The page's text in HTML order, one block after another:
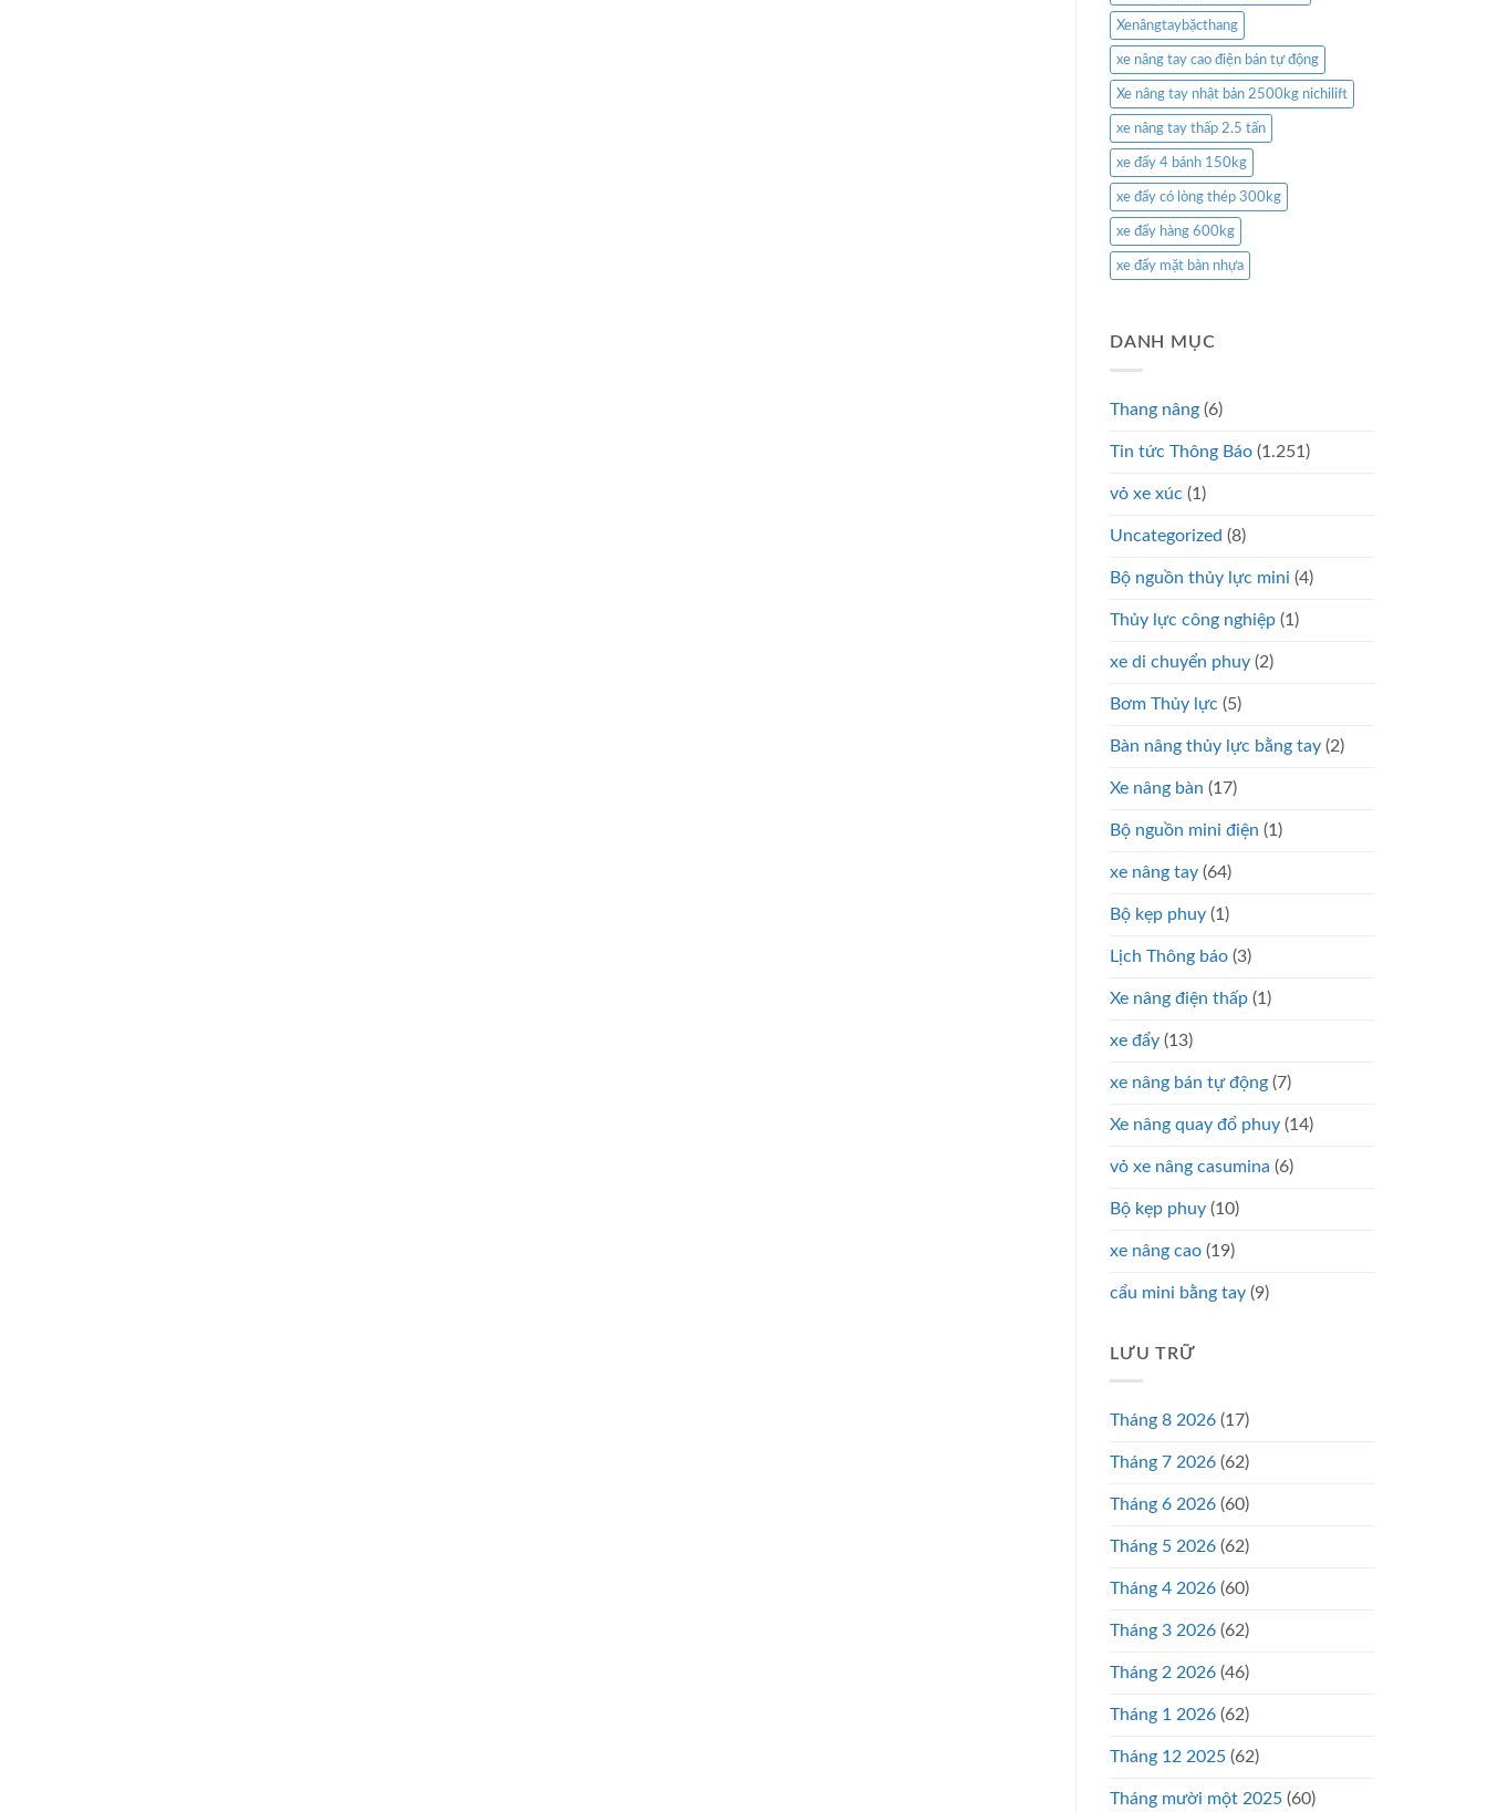
Xenângtaybặcthang
xe nâng tay cao điện bán tự động
Xe nâng tay nhật bản 2500kg nichilift
xe nâng tay thấp 2.5 tấn
xe đẩy 4 bánh 150kg
xe đẩy có lòng thép 300kg
xe đẩy hàng 600kg
xe đẩy mặt bàn nhựa
DANH MỤC
Thang nâng (6)
Tin tức Thông Báo (1.251)
vỏ xe xúc (1)
Uncategorized (8)
Bộ nguồn thủy lực mini (4)
Thủy lực công nghiệp (1)
xe di chuyển phuy (2)
Bơm Thủy lực (5)
Bàn nâng thủy lực bằng tay (2)
Xe nâng bàn (17)
Bộ nguồn mini điện (1)
xe nâng tay (64)
Bộ kẹp phuy (1)
Lịch Thông báo (3)
Xe nâng điện thấp (1)
xe đẩy (13)
xe nâng bán tự động (7)
Xe nâng quay đổ phuy (14)
vỏ xe nâng casumina (6)
Bộ kẹp phuy (10)
xe nâng cao (19)
cẩu mini bằng tay (9)
LƯU TRỮ
Tháng 8 2026 (17)
Tháng 7 2026 (62)
Tháng 6 2026 (60)
Tháng 5 2026 (62)
Tháng 4 2026 (60)
Tháng 3 2026 (62)
Tháng 2 2026 (46)
Tháng 1 2026 (62)
Tháng 12 2025 (62)
Tháng mười một 2025 (60)